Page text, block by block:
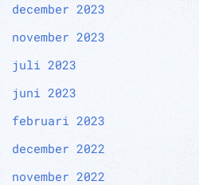
december 2023
november 2023
juli 2023
juni 2023
februari 2023
december 2022
november 2022